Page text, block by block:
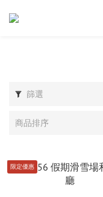
篩選
商品排序
限定優惠